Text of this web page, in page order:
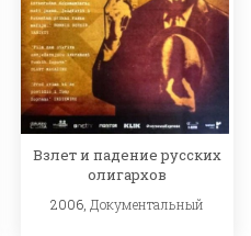
Взлет и падение русских
олигархов
2006, Документальный